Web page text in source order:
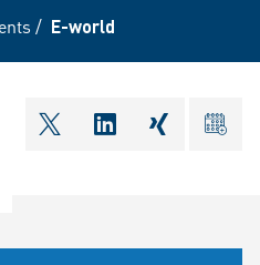
/ E-world
shareOntwitter ical